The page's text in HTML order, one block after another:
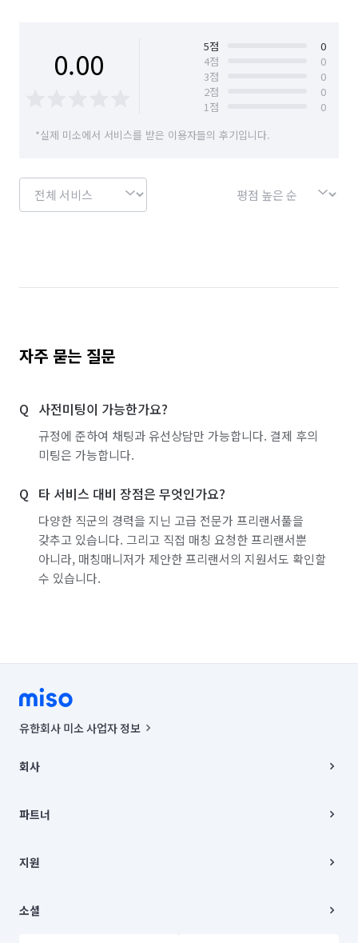
0.00 5점
0
4점
0
3점
0
2점
0
1점
0
*실제 미소에서 서비스를 받은 이용자들의 후기입니다.
자주 묻는 질문
사전미팅이 가능한가요?
규정에 준하여 채팅과 유선상담만 가능합니다. 결제 후의
미팅은 가능합니다.
타 서비스 대비 장점은 무엇인가요?
다양한 직군의 경력을 지닌 고급 전문가 프리랜서풀을
갖추고 있습니다. 그리고 직접 매칭 요청한 프리랜서뿐
아니라, 매칭매니저가 제안한 프리랜서의 지원서도 확인할
수 있습니다.
유한회사 미소 사업자 정보
00019 |
주소 | 본사: 서울특별시 종로구 율곡로 6(중학동, 트윈트리빌딩) B동 5층
컨택센터 : 서울특별시 종로구 수송동 율곡로 24, 7층, 8층 미소
상품, 상품정보, 거래에 관한 의무와 책임은 거래당사자에게 있습니다.
언론 보도 관련 문의:
© 유한회사 미소. Miso, Inc. All Rights Reserved.
회사
채용
파트너
이사
지원
이용약관
소셜